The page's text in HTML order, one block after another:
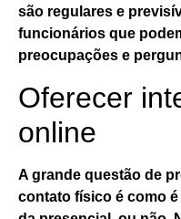
são regulares e
funcionários que
preocupações e
Oferecer
online
A grande questão de
contato físico é como